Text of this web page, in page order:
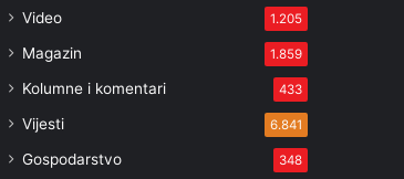
Video 1.205
Magazin 1.859
Kolumne i komentari 433
Vijesti 6.841
Gospodarstvo 348